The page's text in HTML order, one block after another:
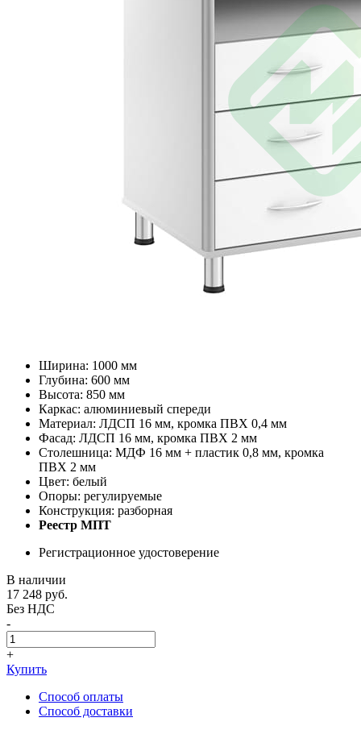
Ширина: 1000 мм
Глубина: 600 мм
Высота: 850 мм
Каркас: алюминиевый спереди
Материал: ЛДСП 16 мм, кромка ПВХ 0,4 мм
Фасад: ЛДСП 16 мм, кромка ПВХ 2 мм
Столешница: МДФ 16 мм + пластик 0,8 мм, кромка
ПВХ 2 мм
Цвет: белый
Опоры: регулируемые
Конструкция: разборная
Реестр МПТ
Регистрационное удостоверение
В наличии
17 248 руб.
Без НДС
-
+
Купить
Способ оплаты
Способ доставки